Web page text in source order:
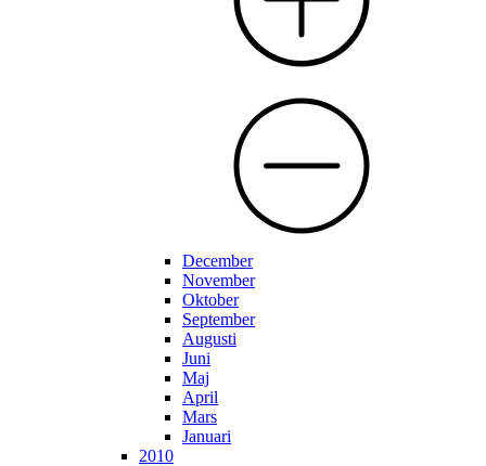
December
November
Oktober
September
Augusti
Juni
Maj
April
Mars
Januari
2010